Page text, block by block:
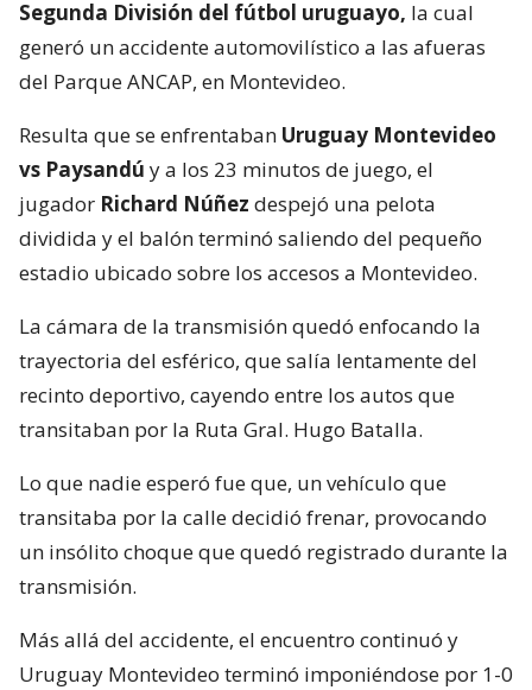
Segunda División del fútbol uruguayo, la cual
generó un accidente automovilístico a las afueras
del Parque ANCAP, en Montevideo.
Resulta que se enfrentaban Uruguay Montevideo
vs Paysandú y a los 23 minutos de juego, el
jugador Richard Núñez despejó una pelota
dividida y el balón terminó saliendo del pequeño
estadio ubicado sobre los accesos a Montevideo.
La cámara de la transmisión quedó enfocando la
trayectoria del esférico, que salía lentamente del
recinto deportivo, cayendo entre los autos que
transitaban por la Ruta Gral. Hugo Batalla.
Lo que nadie esperó fue que, un vehículo que
transitaba por la calle decidió frenar, provocando
un insólito choque que quedó registrado durante la
transmisión.
Más allá del accidente, el encuentro continuó y
Uruguay Montevideo terminó imponiéndose por 1-0